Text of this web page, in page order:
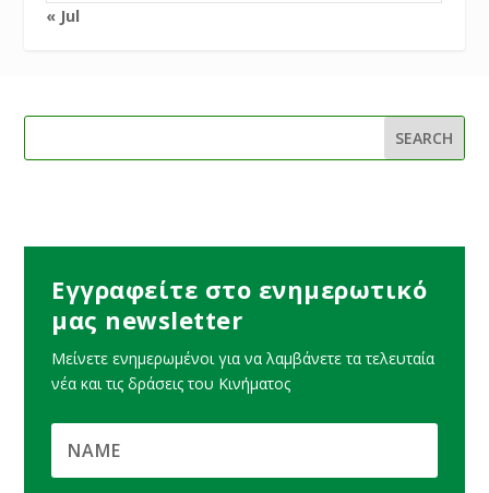
« Jul
Εγγραφείτε στο ενημερωτικό
μας newsletter
Μείνετε ενημερωμένοι για να λαμβάνετε τα τελευταία
νέα και τις δράσεις του Κινήματος